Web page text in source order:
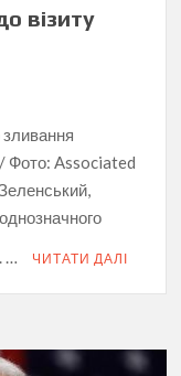
візиту
зливання
/ Фото: Associated
…
ЧИТАТИ ДАЛІ